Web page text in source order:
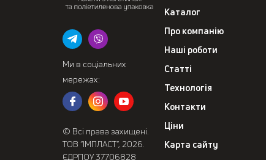
Ми в соціальних
мережах:
© Всі права захищені.
ТОВ “ІМПЛАСТ”, 2026.
ЄДРПОУ 37706828
Каталог
Про компанію
Наші роботи
Статті
Технологія
Контакти
Ціни
Карта сайту